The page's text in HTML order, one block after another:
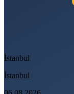
İstanbul
İstanbul